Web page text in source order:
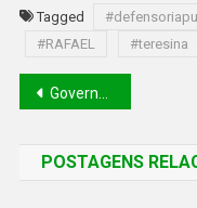
Tagged
#RAFAEL
#teresina
Governo conclui obra de estrada ligando Cristalândia a Sebastião Barros
POSTAGENS